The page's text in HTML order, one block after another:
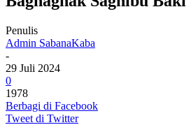
Penulis
Admin SabanaKaba
-
29 Juli 2024
0
1978
Berbagi di Facebook
Tweet di Twitter